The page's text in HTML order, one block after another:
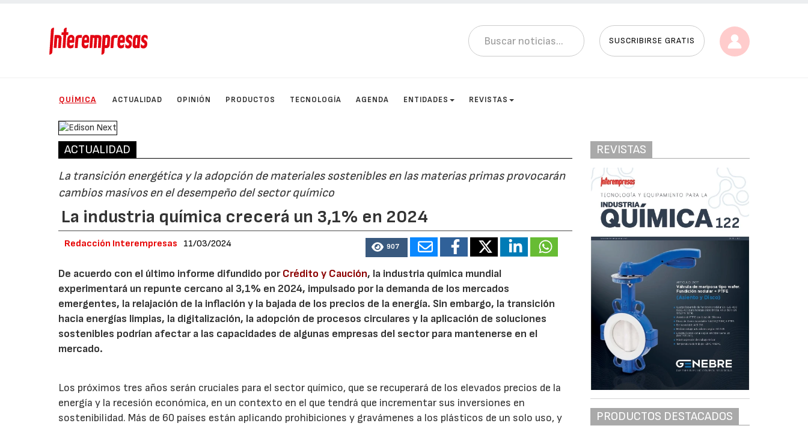
SUSCRIBIRSE GRATIS
QUÍMICA ACTUALIDAD OPINIÓN PRODUCTOS TECNOLOGÍA AGENDA ENTIDADES REVISTAS
ACTUALIDAD
La transición energética y la adopción de materiales sostenibles en las materias primas provocarán
cambios masivos en el desempeño del sector químico
La industria química crecerá un 3,1% en 2024
Redacción Interempresas 11/03/2024 907
De acuerdo con el último informe difundido porCrédito y Caución, la industria química mundial
experimentará un repunte cercano al 3,1% en 2024, impulsado por la demanda de los mercados
emergentes, la relajación de la inflación y la bajada de los precios de la energía. Sin embargo, la transición
hacia energías limpias, la digitalización, la adopción de procesos circulares y la aplicación de soluciones
sostenibles podrían afectar a las capacidades de algunas empresas del sector para mantenerse en el
mercado.
Los próximos tres años serán cruciales para el sector químico, que se recuperará de los elevados precios de la
energía y la recesión económica, en un contexto en el que tendrá que incrementar sus inversiones en
sostenibilidad. Más de 60 países están aplicando prohibiciones y gravámenes a los plásticos de un solo uso, y
REVISTAS
PRODUCTOS DESTACADOS